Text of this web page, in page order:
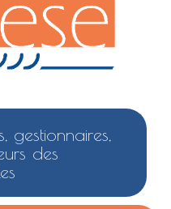
gestionnaires,
des